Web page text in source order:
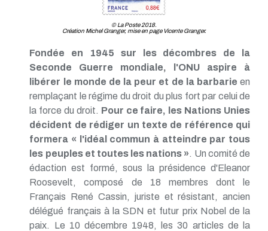
TP - Novembre 2019
TP - Octobre 2019
TP - Septembre 2019
TP - Juillet 2019
TP - Juin 2019
TP - Mai 2019
TP - Mars 2019
TP - Février 2019
TP - Janvier 2019
TP - Décembre 2018
TP - Novembre 2018
TP - Octobre 2018
TP - Septembre 2018
TP - Août 2018
TP - Juillet 2018
TP - Juin 2018
TP - Mai 2018
© La Poste 2018.
Création Michel Granger, mise en page Vicente Granger.
Fondée en 1945 sur les décombres de la
Seconde Guerre mondiale, l'ONU aspire à
libérer le monde de la peur et de la barbarie en
remplaçant le régime du droit du plus fort par celui de
la force du droit. Pour ce faire, les Nations Unies
décident de rédiger un texte de référence qui
formera « l'idéal commun à atteindre par tous
les peuples et toutes les nations ». Un comité de
édaction est formé, sous la présidence d'Eleanor
Roosevelt, composé de 18 membres dont le
Français René Cassin, juriste et résistant, ancien
délégué français à la SDN et futur prix Nobel de la
paix. Le 10 décembre 1948, les 30 articles de la